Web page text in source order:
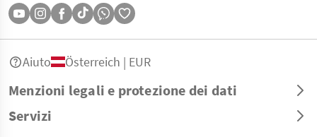
Menzioni legali e protezione dei dati
Servizi
Aiuto Österreich | EUR